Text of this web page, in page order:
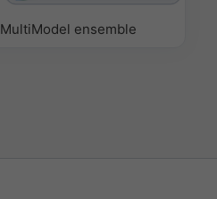
MultiModel ensemble